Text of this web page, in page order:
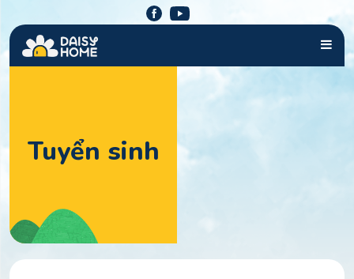
Tuyển sinh